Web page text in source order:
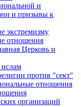
и
и призывы к
экстремизму
отношения
Церковь и
против "сект"
отношения
организаций